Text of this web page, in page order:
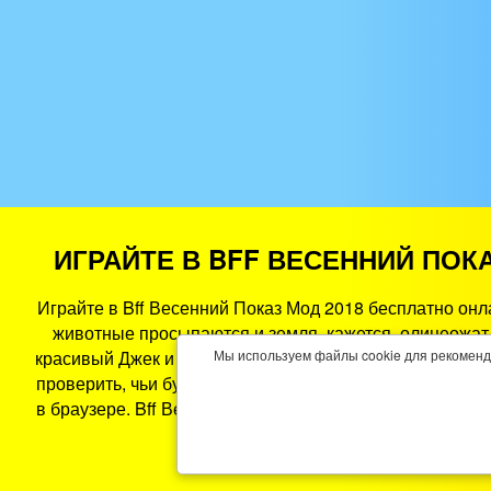
ИГРАЙТЕ В BFF ВЕСЕННИЙ
Играйте в Bff Весенний Показ Мод 2018 бесплатно
животные просыпаются и земля, кажется,
красивый Джек и Кристофф будет судей шоу и
проверить, чьи будут победителем? Bff Vesenny
в браузере. Bff Весенний Показ Мод 2018 - это игра
Мы используем файлы cookie для